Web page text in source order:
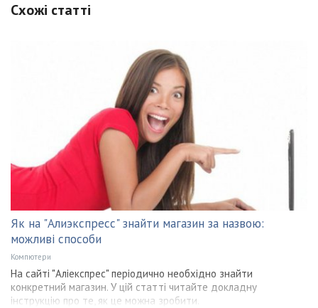
Схожі статті
Як на "Алиэкспресс" знайти магазин за назвою:
можливі способи
Компютери
На сайті "Аліекспрес" періодично необхідно знайти
конкретний магазин. У цій статті читайте докладну
інструкцію про те, як це можна зробити.